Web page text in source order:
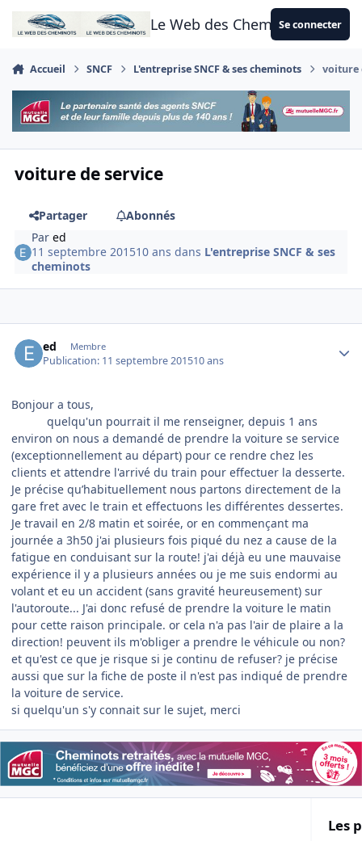
Aller au contenu
Le Web des CheminotsSe connecter
Accueil SNCF L'entreprise SNCF & ses cheminots voiture
voiture de service
Partager
Abonnés
Pared
11 septembre 201510 ans dans L'entreprise SNCF & ses
cheminots
ed Membre
Publication: 11 septembre 201510 ans
Bonjour a tous,
quelqu'un pourrait il me renseigner, depuis 1 ans
environ on nous a demandé de prendre la voiture se service
(exceptionnellement au départ) pour ce rendre chez les
clients et attendre l'arrivé du train pour effectuer la desserte.
Je précise qu’habituellement nous partons directement de la
gare fret avec le train et effectuons les différentes dessertes.
Je travail en 2/8 matin et soirée, or en commençant ma
journée a 3h50 j'ai plusieurs fois piqué du nez a cause de la
fatigue en conduisant sur la route! j'ai déjà eu une mauvaise
expérience il y a plusieurs années ou je me suis endormi au
volant et eu un accident (sans gravité heureusement) sur
l'autoroute... J'ai donc refusé de prendre la voiture le matin
pour cette raison principale. or cela n'a pas l'air de plaire a la
direction! peuvent ils m'obliger a prendre le véhicule ou non?
et qu'est ce que je risque si je continu de refuser? je précise
aussi que sur la fiche de poste il n'est pas indiqué de prendre
la voiture de service.
si quelqu'un s'y connait sur le sujet, merci
Les